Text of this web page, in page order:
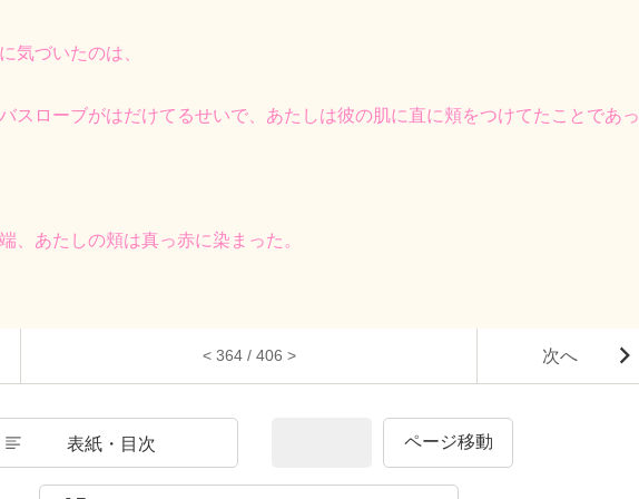
気づいたのは、
スローブがはだけてるせいで、あたしは彼の肌に直に頬をつけてたことであっ
、あたしの頬は真っ赤に染まった。
< 364 / 406 > 次へ
表紙・目次